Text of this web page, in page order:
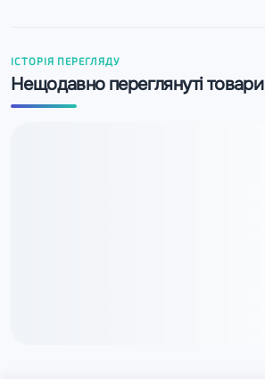
ІСТОРІЯ ПЕРЕГЛЯДУ
Нещодавно переглянуті товари